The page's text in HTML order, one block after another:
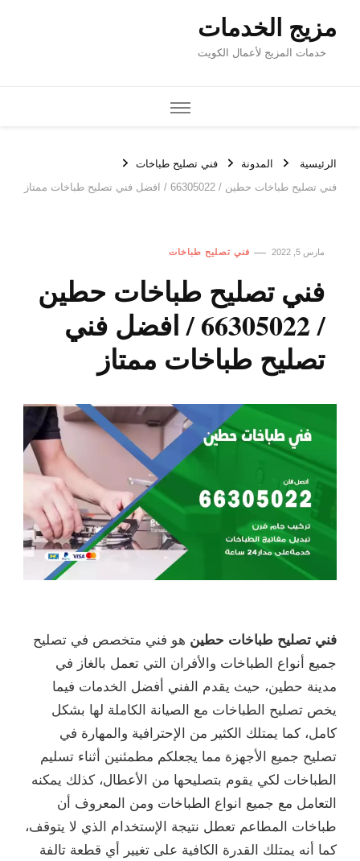
مزيج الخدمات
خدمات المزيج لأعمال الكويت
الرئيسية المدونة
فني تصليح طباخات
فني تصليح طباخات حطين / 66305022 / افضل فني تصليح طباخات ممتاز
مارس 5, 2022 فني تصليح طباخات
فني تصليح طباخات حطين
/ 66305022 / افضل فني
تصليح طباخات ممتاز
فني تصليح طباخات حطين هو فني متخصص في تصليح
جميع أنواع الطباخات والأفران التي تعمل بالغاز في
مدينة حطين، حيث يقدم الفني أفضل الخدمات فيما
يخص تصليح الطباخات مع الصيانة الكاملة لها بشكل
كامل، كما يمتلك الكثير من الإحترافية والمهارة في
تصليح جميع الأجهزة مما يجعلكم مطمئنين أثناء تسليم
الطباخات لكي يقوم بتصليحها من الأعطال، كذلك يمكنه
التعامل مع جميع انواع الطباخات ومن المعروف أن
طباخات المطاعم تعطل نتيجة الإستخدام الذي لا يتوقف،
كما أنه يمتلك القدرة الكافية على تغيير أي قطعة تالفة